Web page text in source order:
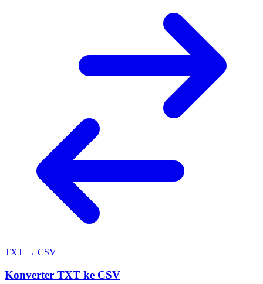
TXT → CSV
Konverter TXT ke CSV